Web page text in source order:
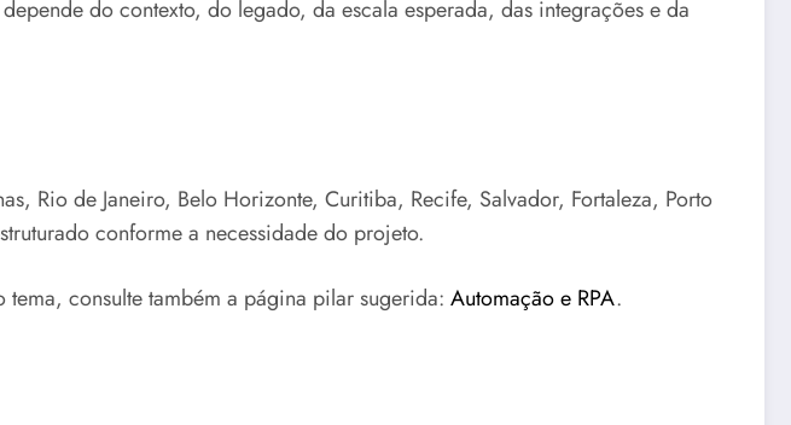
do contexto, do legado, da escala esperada, das integrações e da
Rio de Janeiro, Belo Horizonte, Curitiba, Recife, Salvador, Fortaleza, Porto
conforme a necessidade do projeto.
tema, consulte também a página pilar sugerida: Automação e RPA.